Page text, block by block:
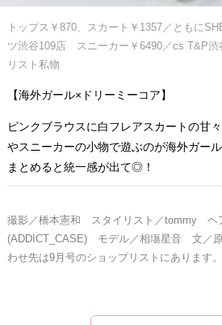
トップス￥870、スカート￥1357／ともに
ツ渋谷109店 スニーカー￥6490／cs T&P
リスト私物
【海外ガール×ドリーミーコア】
ピンクブラウスに白フレアスカートの甘
やスニーカーの小物で遊ぶのが海外ガ
まとめると統一感が出て◎！
撮影／橋本憲和 スタイリスト／tommy ヘ
(ADDICT_CASE) モデル／相塲星音
文／
わせ先は9月号のショップリストにあります。